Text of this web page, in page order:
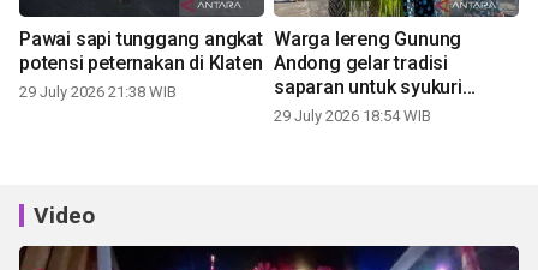
Pawai sapi tunggang angkat
potensi peternakan di Klaten
29 July 2026 21:38 WIB
Warga lereng Gunung
Andong gelar tradisi
saparan untuk syukuri
panen
29 July 2026 18:54 WIB
Video